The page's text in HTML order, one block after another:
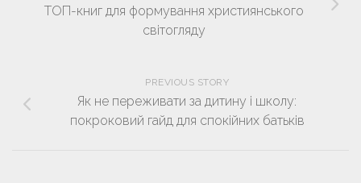
ТОП-книг для формування християнського
світогляду
PREVIOUS STORY
Як не переживати за дитину і школу:
покроковий гайд для спокійних батьків